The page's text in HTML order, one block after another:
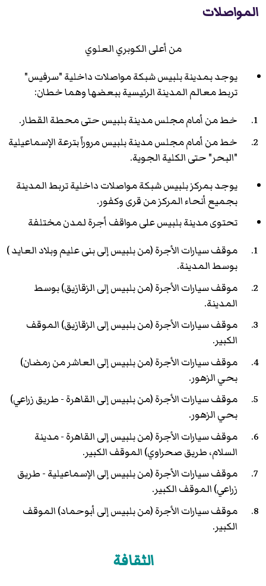
المواصلات
من أعلى الكوبري العلوي
يوجد بمدينة بلبيس شبكة مواصلات داخلية "سرفيس"
تربط معالم المدينة الرئيسية ببعضها وهما خطان:
خط من أمام مجلس مدينة بلبيس حتى محطة القطار.
خط من أمام مجلس مدينة بلبيس مروراً بترعة الإسماعيلية
"البحر" حتى الكلية الجوية.
يوجد بمركز بلبيس شبكة مواصلات داخلية تربط المدينة
بجميع أنحاء المركز من قرى وكفور.
تحتوى مدينة بلبيس على مواقف أجرة لمدن مختلفة
موقف سيارات الأجرة (من بلبيس إلى بنى عليم وبلاد العايد )
بوسط المدينة.
موقف سيارات الأجرة (من بلبيس إلى الزقازيق) بوسط
المدينة.
موقف سيارات الأجرة (من بلبيس إلى الزقازيق) الموقف
الكبير.
موقف سيارات الأجرة (من بلبيس إلى العاشر من رمضان)
بحي الزهور.
موقف سيارات الأجرة (من بلبيس إلى القاهرة - طريق زراعي)
بحي الزهور.
موقف سيارات الأجرة (من بلبيس إلى القاهرة - مدينة
السلام، طريق صحراوي) الموقف الكبير.
موقف سيارات الأجرة (من بلبيس إلى الإسماعيلية - طريق
زراعي) الموقف الكبير.
موقف سيارات الأجرة (من بلبيس إلى أبوحماد) الموقف
الكبير.
الثقافة